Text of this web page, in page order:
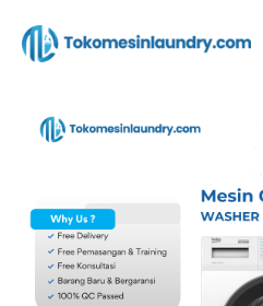
Mesin
Cuci
WCV10749XMST